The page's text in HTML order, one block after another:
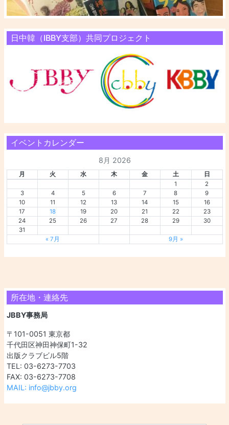
日中韓（IBBY支部）共同プロジェクト
イベントカレンダー
8月 2026
月 火 水 木 金 土
日
1
2
3
4 5 6 7 8
9
10
11 12 13 14 15
16
17
18 19 20 21 22
23
24
25 26 27 28 29
30
31
« 7月
9月 »
所在地・連絡先
JBBY事務局
〒101-0051 東京都
千代田区神田神保町1-32
出版クラブビル5階
TEL: 03-6273-7703
FAX: 03-6273-7708
MAIL: info@jbby.org